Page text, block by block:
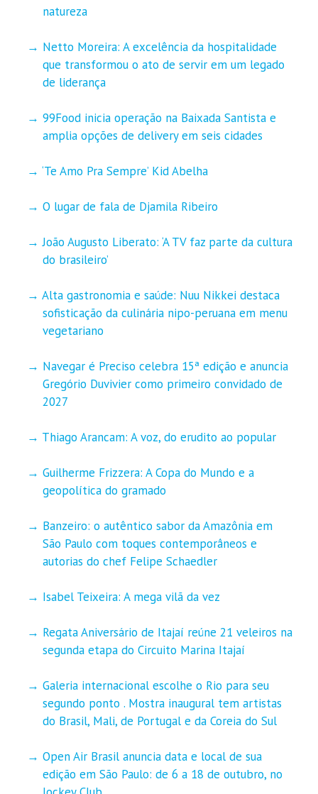
natureza
Netto Moreira: A excelência da hospitalidade
que transformou o ato de servir em um legado
de liderança
99Food inicia operação na Baixada Santista e
amplia opções de delivery em seis cidades
‘Te Amo Pra Sempre’ Kid Abelha
O lugar de fala de Djamila Ribeiro
João Augusto Liberato: ‘A TV faz parte da cultura
do brasileiro’
Alta gastronomia e saúde: Nuu Nikkei destaca
sofisticação da culinária nipo-peruana em menu
vegetariano
Navegar é Preciso celebra 15ª edição e anuncia
Gregório Duvivier como primeiro convidado de
2027
Thiago Arancam: A voz, do erudito ao popular
Guilherme Frizzera: A Copa do Mundo e a
geopolítica do gramado
Banzeiro: o autêntico sabor da Amazônia em
São Paulo com toques contemporâneos e
autorias do chef Felipe Schaedler
Isabel Teixeira: A mega vilã da vez
Regata Aniversário de Itajaí reúne 21 veleiros na
segunda etapa do Circuito Marina Itajaí
Galeria internacional escolhe o Rio para seu
segundo ponto . Mostra inaugural tem artistas
do Brasil, Mali, de Portugal e da Coreia do Sul
Open Air Brasil anuncia data e local de sua
edição em São Paulo: de 6 a 18 de outubro, no